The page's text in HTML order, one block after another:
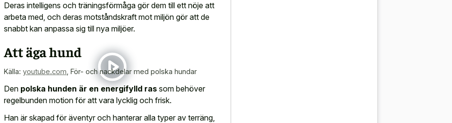
Deras intelligens och träningsförmåga gör dem till ett nöje att
arbeta med, och deras motståndskraft mot miljön gör att de
snabbt kan anpassa sig till nya miljöer.
Att äga hund
Källa: youtube.com För- och nackdelar med polska hundar
Den polska hunden är en energifylld ras som behöver
regelbunden motion för att vara lycklig och frisk.
Han är skapad för äventyr och hanterar alla typer av terräng,